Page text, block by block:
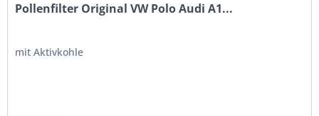
Pollenfilter Original VW Polo Audi A1...
mit Aktivkohle